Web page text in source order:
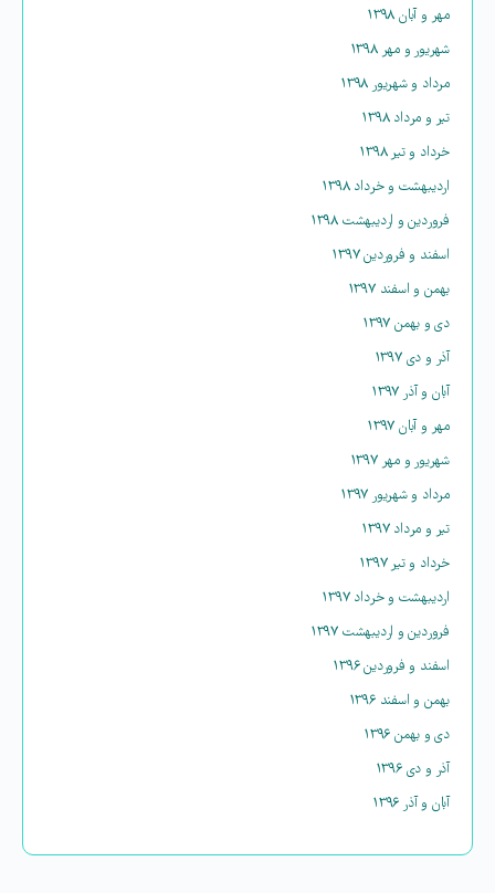
مهر و آبان ۱۳۹۸
شهریور و مهر ۱۳۹۸
مرداد و شهریور ۱۳۹۸
تیر و مرداد ۱۳۹۸
خرداد و تیر ۱۳۹۸
اردیبهشت و خرداد ۱۳۹۸
فروردین و اردیبهشت ۱۳۹۸
اسفند و فروردین ۱۳۹۷
بهمن و اسفند ۱۳۹۷
دی و بهمن ۱۳۹۷
آذر و دی ۱۳۹۷
آبان و آذر ۱۳۹۷
مهر و آبان ۱۳۹۷
شهریور و مهر ۱۳۹۷
مرداد و شهریور ۱۳۹۷
تیر و مرداد ۱۳۹۷
خرداد و تیر ۱۳۹۷
اردیبهشت و خرداد ۱۳۹۷
فروردین و اردیبهشت ۱۳۹۷
اسفند و فروردین ۱۳۹۶
بهمن و اسفند ۱۳۹۶
دی و بهمن ۱۳۹۶
آذر و دی ۱۳۹۶
آبان و آذر ۱۳۹۶